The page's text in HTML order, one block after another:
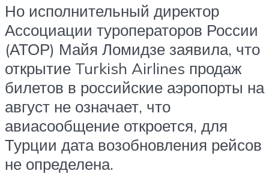
Но исполнительный директор
Ассоциации туроператоров России
(АТОР) Майя Ломидзе заявила, что
открытие Turkish Airlines продаж
билетов в российские аэропорты на
август не означает, что
авиасообщение откроется, для
Турции дата возобновления рейсов
не определена.